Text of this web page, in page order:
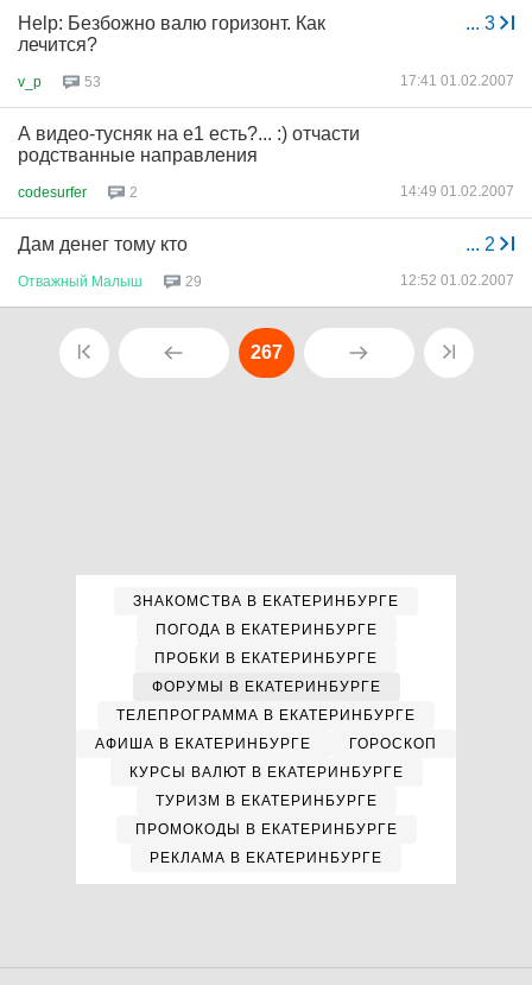
... 3
Help: Безбожно валю горизонт. Как
лечится?
v_p 53 17:41 01.02.2007
А видео-тусняк на е1 есть?... :) отчасти
родстванные направления
codesurfer 2 14:49 01.02.2007
... 2
Дам денег тому кто
Отважный Малыш 29 12:52 01.02.2007
267
ЗНАКОМСТВА В ЕКАТЕРИНБУРГЕ
ПОГОДА В ЕКАТЕРИНБУРГЕ
ПРОБКИ В ЕКАТЕРИНБУРГЕ
ФОРУМЫ В ЕКАТЕРИНБУРГЕ
ТЕЛЕПРОГРАММА В ЕКАТЕРИНБУРГЕ
АФИША В ЕКАТЕРИНБУРГЕ
ГОРОСКОП
КУРСЫ ВАЛЮТ В ЕКАТЕРИНБУРГЕ
ТУРИЗМ В ЕКАТЕРИНБУРГЕ
ПРОМОКОДЫ В ЕКАТЕРИНБУРГЕ
РЕКЛАМА В ЕКАТЕРИНБУРГЕ